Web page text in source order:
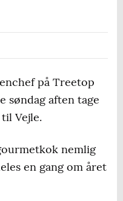
på Treetop
søndag aften tage
Vejle.
nemlig
en gang om året